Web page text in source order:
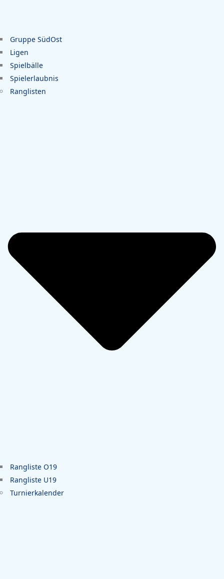
Gruppe SüdOst
Ligen
Spielbälle
Spielerlaubnis
Ranglisten
Rangliste O19
Rangliste U19
Turnierkalender